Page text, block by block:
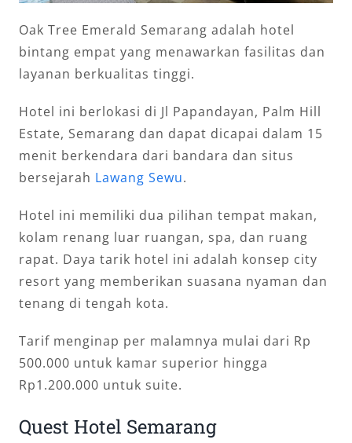
Oak Tree Emerald Semarang adalah hotel
bintang empat yang menawarkan fasilitas dan
layanan berkualitas tinggi.
Hotel ini berlokasi di Jl Papandayan, Palm Hill
Estate, Semarang dan dapat dicapai dalam 15
menit berkendara dari bandara dan situs
bersejarah Lawang Sewu.
Hotel ini memiliki dua pilihan tempat makan,
kolam renang luar ruangan, spa, dan ruang
rapat. Daya tarik hotel ini adalah konsep city
resort yang memberikan suasana nyaman dan
tenang di tengah kota.
Tarif menginap per malamnya mulai dari Rp
500.000 untuk kamar superior hingga
Rp1.200.000 untuk suite.
Quest Hotel Semarang